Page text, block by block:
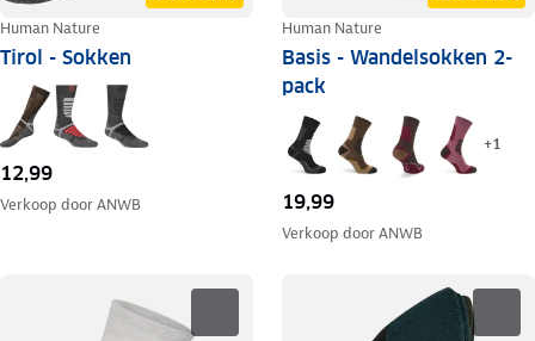
Human Nature
Tirol - Sokken
12,99
Verkoop doorANWB
Human Nature
Basis - Wandelsokken 2-
pack
+1
19,99
Verkoop doorANWB